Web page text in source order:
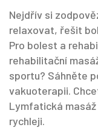
Nejdřív si
relaxovat, řešit
Pro bolest a
rehabilitační
sportu? Sáhněte
vakuoterapii.
Lymfatická
rychleji.